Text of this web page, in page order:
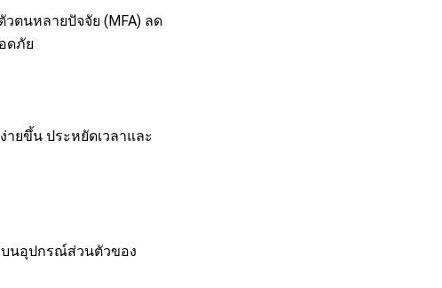
ตนหลายปัจจัย (MFA) ลด
ดภัย
ยขึ้น ประหยัดเวลาและ
บนอุปกรณ์ส่วนตัวของ